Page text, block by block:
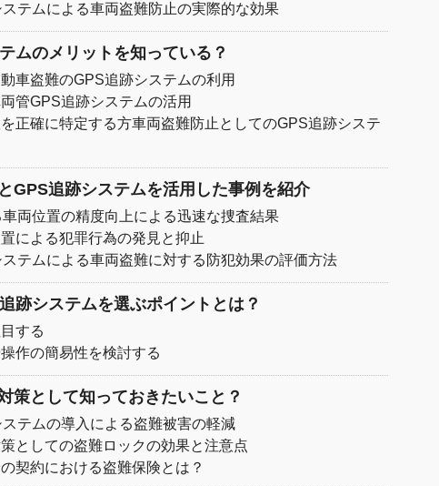
テムによる車両盗難防止の実際的な効果
ムのメリットを知っている？
車盗難のGPS追跡システムの利用
管GPS追跡システムの活用
正確に特定する方車両盗難防止としてのGPS追跡システ
GPS追跡システムを活用した事例を紹介
両位置の精度向上による迅速な捜査結果
による犯罪行為の発見と抑止
テムによる車両盗難に対する防犯効果の評価方法
跡システムを選ぶポイントとは？
する
作の簡易性を検討する
策として知っておきたいこと？
テムの導入による盗難被害の軽減
としての盗難ロックの効果と注意点
契約における盗難保険とは？